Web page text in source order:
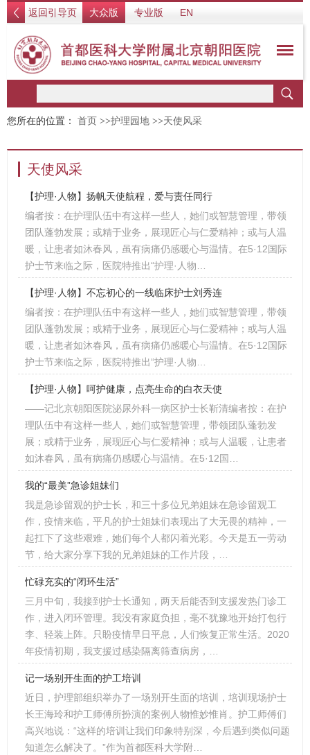
返回引导页 大众版 专业版 EN
您所在的位置： 首页 >>护理园地 >>天使风采
天使风采
【护理·人物】扬帆天使航程，爱与责任同行
编者按：在护理队伍中有这样一些人，她们或智慧管理，带领
团队蓬勃发展；或精于业务，展现匠心与仁爱精神；或与人温
暖，让患者如沐春风，虽有病痛仍感暖心与温情。在5·12国际
护士节来临之际，医院特推出“护理·人物…
【护理·人物】不忘初心的一线临床护士刘秀连
编者按：在护理队伍中有这样一些人，她们或智慧管理，带领
团队蓬勃发展；或精于业务，展现匠心与仁爱精神；或与人温
暖，让患者如沐春风，虽有病痛仍感暖心与温情。在5·12国际
护士节来临之际，医院特推出“护理·人物…
【护理·人物】呵护健康，点亮生命的白衣天使
——记北京朝阳医院泌尿外科一病区护士长靳清编者按：在护
理队伍中有这样一些人，她们或智慧管理，带领团队蓬勃发
展；或精于业务，展现匠心与仁爱精神；或与人温暖，让患者
如沐春风，虽有病痛仍感暖心与温情。在5·12国…
我的“最美”急诊姐妹们
我是急诊留观的护士长，和三十多位兄弟姐妹在急诊留观工
作，疫情来临，平凡的护士姐妹们表现出了大无畏的精神，一
起扛下了这些艰难，她们每个人都闪着光彩。今天是五一劳动
节，给大家分享下我的兄弟姐妹的工作片段，…
忙碌充实的“闭环生活”
三月中旬，我接到护士长通知，两天后能否到支援发热门诊工
作，进入闭环管理。我没有家庭负担，毫不犹豫地开始打包行
李、轻装上阵。只盼疫情早日平息，人们恢复正常生活。2020
年疫情初期，我支援过感染隔离筛查病房，…
记一场别开生面的护工培训
近日，护理部组织举办了一场别开生面的培训，培训现场护士
长王海玲和护工师傅所扮演的案例人物惟妙惟肖。护工师傅们
高兴地说：“这样的培训让我们印象特别深，今后遇到类似问题
知道怎么解决了。”作为首都医科大学附…